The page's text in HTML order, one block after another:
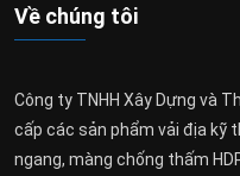
Về chúng tôi
Công ty TNHH Xây Dựng và
cấp các sản phẩm vải địa kỹ
ngang, màng chống thấm